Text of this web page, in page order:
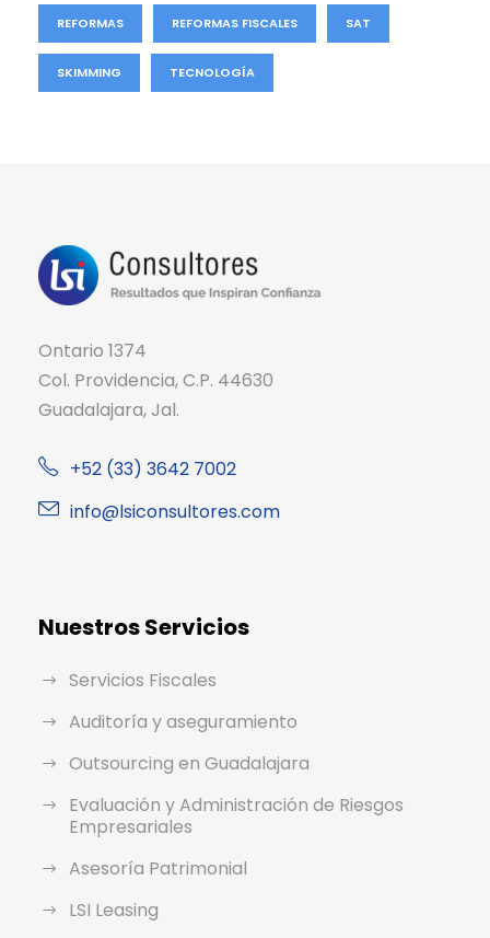
REFORMAS REFORMAS FISCALES SAT
SKIMMING TECNOLOGÍA
Ontario 1374
Col. Providencia, C.P. 44630
Guadalajara, Jal.
+52 (33) 3642 7002
info@lsiconsultores.com
Nuestros Servicios
Servicios Fiscales
Auditoría y aseguramiento
Outsourcing en Guadalajara
Evaluación y Administración de Riesgos
Empresariales
Asesoría Patrimonial
LSI Leasing